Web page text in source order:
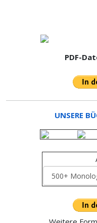
PDF-
UNSERE